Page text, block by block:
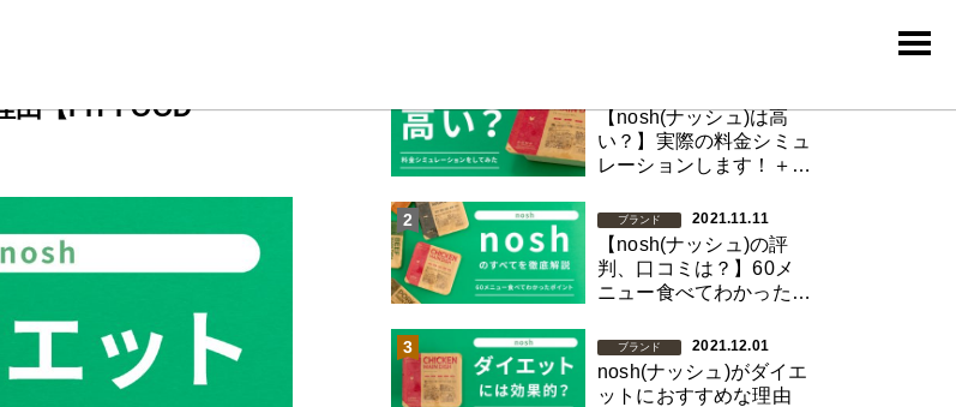
【FIT FOOD
【nosh(ナッシュ)は高
い？】実際の料金シミュ
レーションします！＋ク
2 ブランド 2021.11.11
【nosh(ナッシュ)の評
判、口コミは？】60メ
ニュー食べてわかったリ
3 ブランド 2021.12.01
nosh(ナッシュ)がダイエ
ットにおすすめな理由